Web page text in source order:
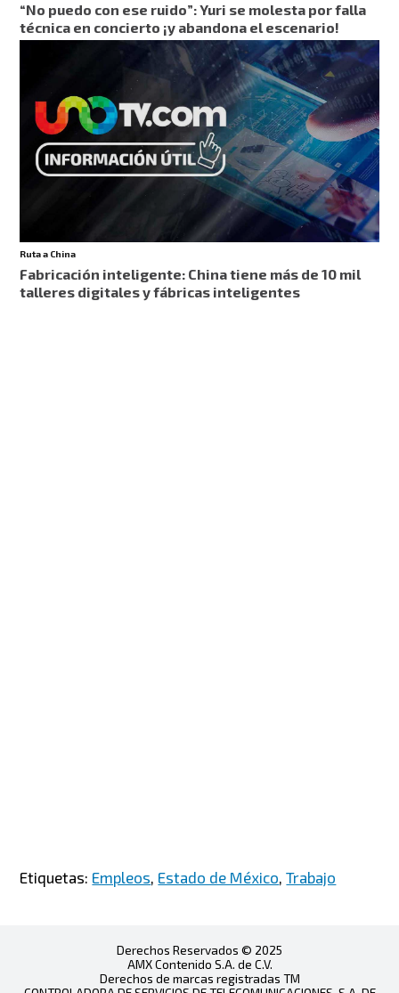
“No puedo con ese ruido”: Yuri se molesta por falla
técnica en concierto ¡y abandona el escenario!
Ruta a China
Fabricación inteligente: China tiene más de 10 mil
talleres digitales y fábricas inteligentes
Etiquetas: Empleos Estado de México ,Trabajo
Derechos Reservados © 2025
AMX Contenido S.A. de C.V.
Derechos de marcas registradas TM